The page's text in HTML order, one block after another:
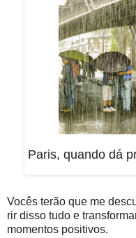
Paris, quando dá
Vocês terão que me
rir disso tudo e
momentos positivos.